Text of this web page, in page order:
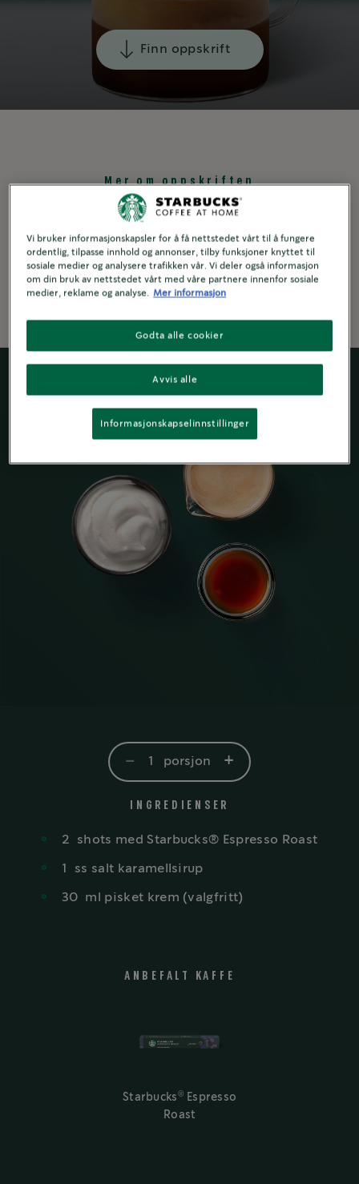
Finn oppskrift
Mer om oppskriften
Den søteste måten å holde varmen på i
julen.
2 minutter to make
- 1 porsjon +
INGREDIENSER
2 shots med Starbucks® Espresso Roast
1 ss salt karamellsirup
30 ml pisket krem (valgfritt)
ANBEFALT KAFFE
Starbucks ®
Espresso
Roast
Vi bruker informasjonskapsler for å få nettstedet vårt til å fungere
ordentlig, tilpasse innhold og annonser, tilby funksjoner knyttet til
sosiale medier og analysere trafikken vår. Vi deler også informasjon
om din bruk av nettstedet vårt med våre partnere innenfor sosiale
medier, reklame og analyse.
Mer informasjon
Avvis alle
Godta alle cookier
Informasjonskapselinnstillinger